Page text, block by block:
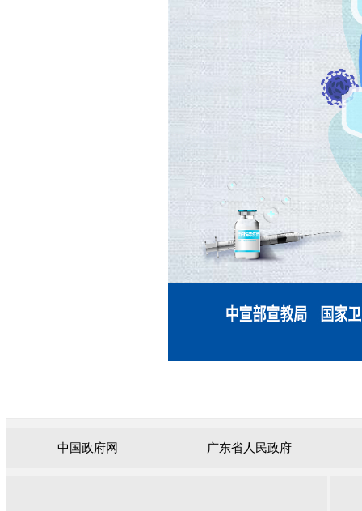
中国政府网 广东省人民政府